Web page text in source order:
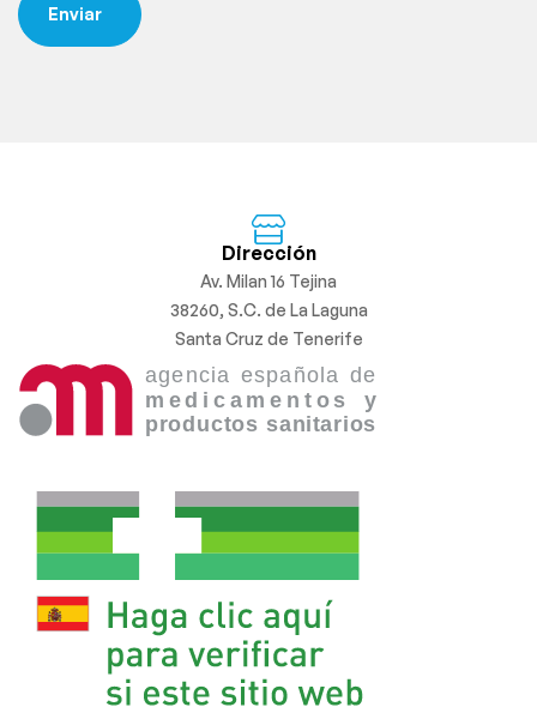
Dirección
Av. Milan 16 Tejina
38260, S.C. de La Laguna
Santa Cruz de Tenerife